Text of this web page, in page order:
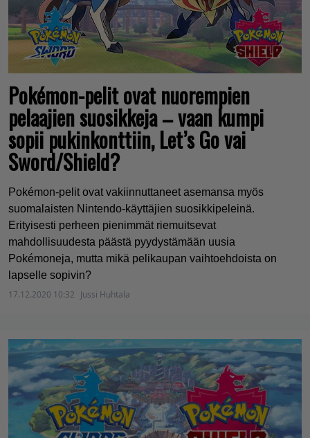
Pokémon-pelit ovat nuorempien
pelaajien suosikkeja – vaan kumpi
sopii pukinkonttiin, Let’s Go vai
Sword/Shield?
Pokémon-pelit ovat vakiinnuttaneet asemansa myös
suomalaisten Nintendo-käyttäjien suosikkipeleinä.
Erityisesti perheen pienimmät riemuitsevat
mahdollisuudesta päästä pyydystämään uusia
Pokémoneja, mutta mikä pelikaupan vaihtoehdoista on
lapselle sopivin?
17.12.2020 10:32 Jussi Huhtala